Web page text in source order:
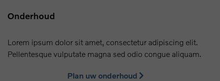
Onderhoud
Lorem ipsum dolor sit amet, consectetur adipiscing elit.
Pellentesque vulputate magna sed odio congue aliquam.
Plan uw onderhoud